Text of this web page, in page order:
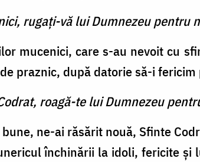
rugaţi-vă lui Dumnezeu pentru
mucenici, care s-au nevoit cu
praznic, după datorie să-i fericim
roagă-te lui Dumnezeu
ne-ai răsărit nouă, Sfinte
închinării la idoli, fericite